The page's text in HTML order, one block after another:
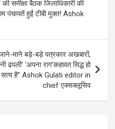
समीक्षा बैठक जिलाधिकारी की
पंचायतें हुईं टीबी मुक्त! Ashok
माने बड़े-बड़े पत्रकार अखबारों,
ढपली’ ‘अपना राग’कहावत सिद्ध हो
सत्य है” Ashok Gulati editor in
chief एक्सक्लूसिव